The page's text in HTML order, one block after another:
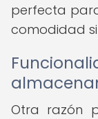
perfecta
comodidad
Otra razón